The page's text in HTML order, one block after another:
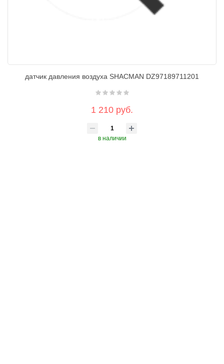
датчик давления воздуха SHACMAN DZ97189711201
1 210 руб.
в наличии